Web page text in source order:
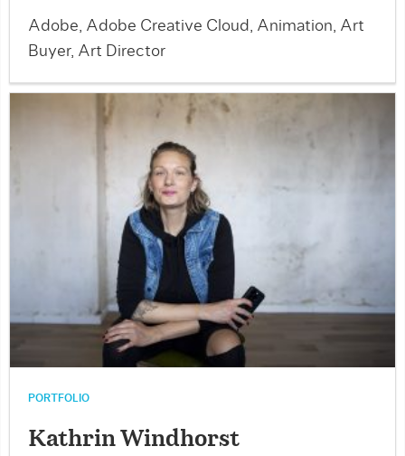
Adobe, Adobe Creative Cloud, Animation, Art
Buyer, Art Director
PORTFOLIO
Kathrin Windhorst